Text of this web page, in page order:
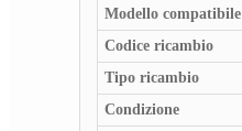
Modello compatibile
Codice ricambio
Tipo ricambio
Condizione